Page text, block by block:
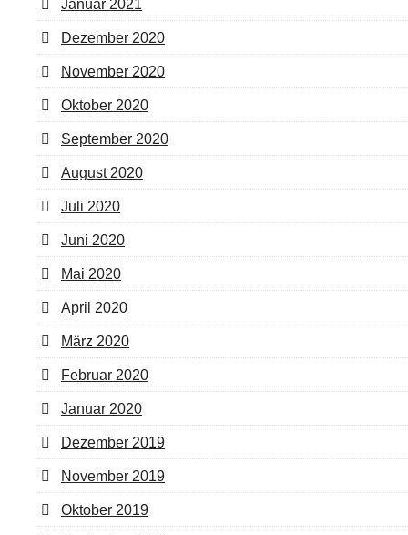
Januar 2021
Dezember 2020
November 2020
Oktober 2020
September 2020
August 2020
Juli 2020
Juni 2020
Mai 2020
April 2020
März 2020
Februar 2020
Januar 2020
Dezember 2019
November 2019
Oktober 2019